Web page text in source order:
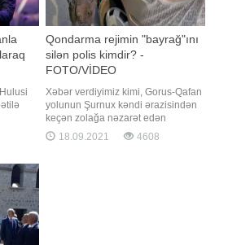
Bu
tarixin
dost və
Qondarma rejimin "bayrağ"ını
silən polis kimdir? -
FOTO/VİDEO
Xəbər verdiyimiz kimi, Gorus-Qafan
yolunun Şurnux kəndi ərazisindən
keçən zolağa nəzarət edən
Azərbaycan polisi burada hərəkət
edən avtomobilin üzərindəki
18.09.2021 4608